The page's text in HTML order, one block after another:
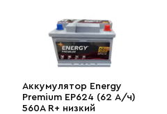
Аккумулятор Energy
Premium EP624 (62 А/ч)
560A R+ низкий